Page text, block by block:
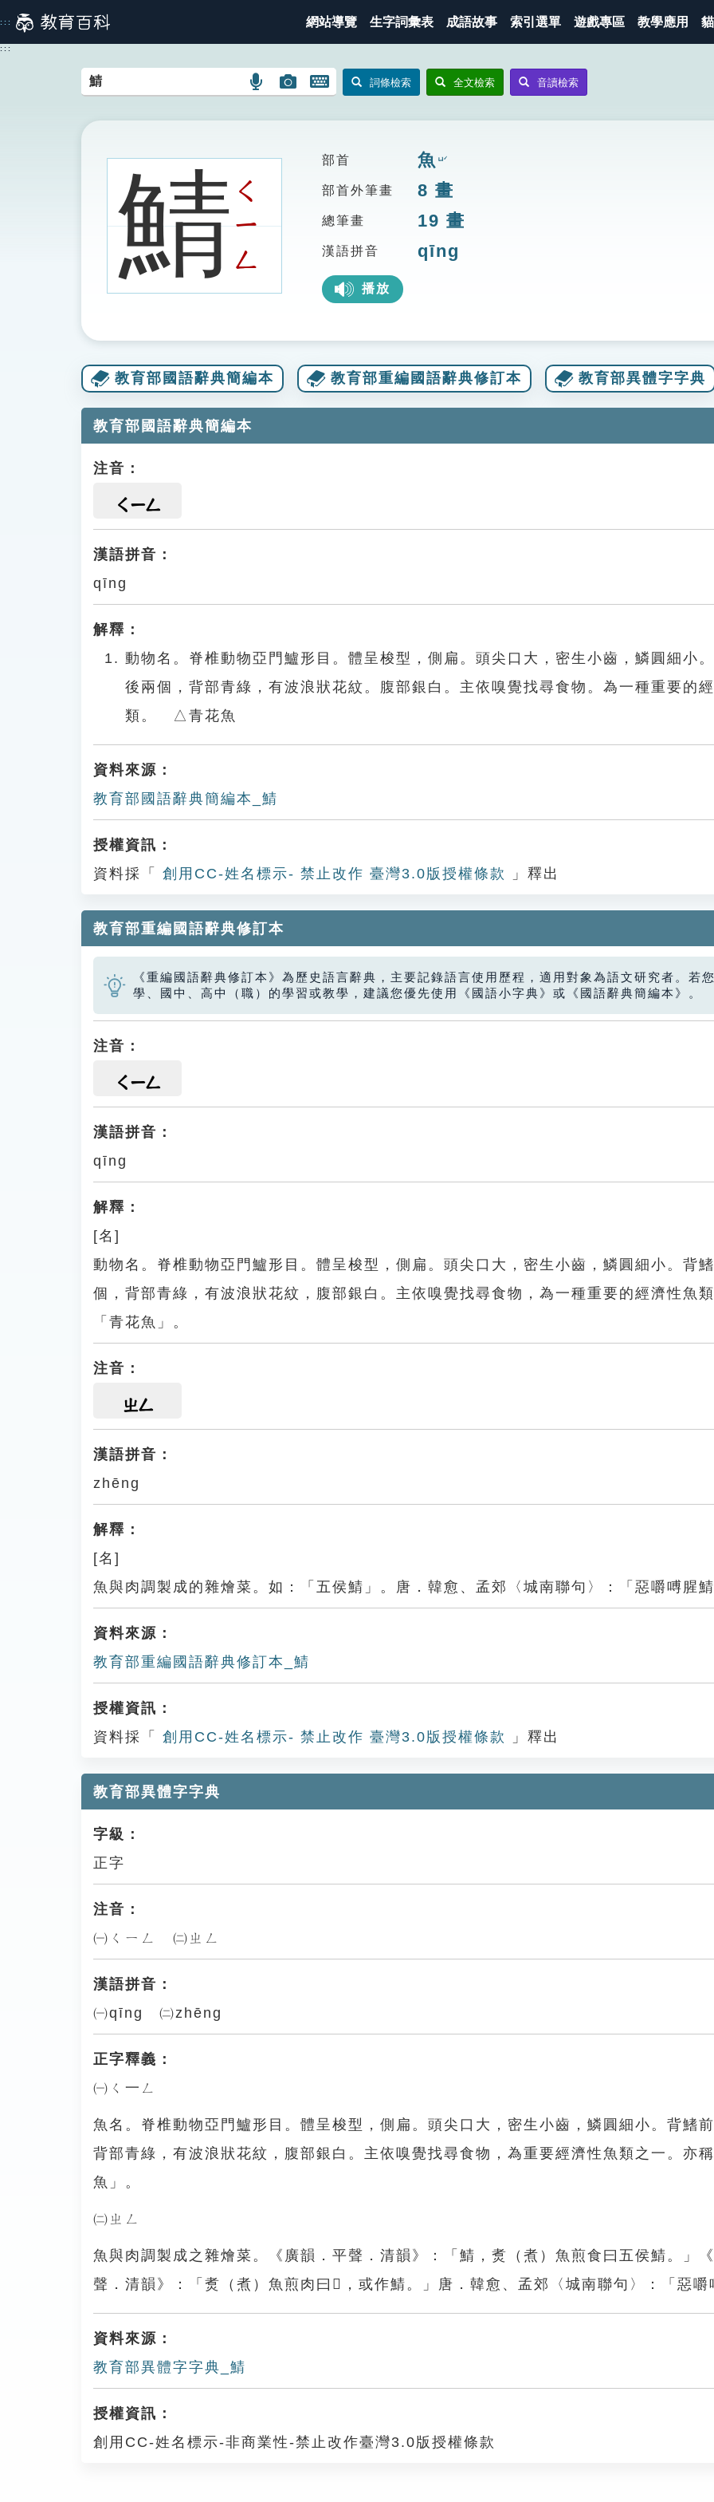
到
主
::: 網站導覽 生字詞彙表 成語故事 索引選單 遊戲專區 教學應用
:::
語
搜
圖
圖
搜
開
鍵
圖
詞條檢索 全文檢索 音讀檢索
鯖ㄑ
ㄧ
ㄥ
部首 魚 ㄩˊ
部首外筆畫 8 畫
總筆畫 19 畫
漢語拼音 qīng
播放
教育部國語辭典簡編本 教育部重編國語辭典修訂本 教育部異體字字典
教育部國語辭典簡編本
注音：
ㄑㄧㄥ
漢語拼音：
qīng
解釋：
動物名。脊椎動物亞門鱸形目。體呈梭型，側扁。頭尖口大，密生小齒，鱗圓細小
後兩個，背部青綠，有波浪狀花紋。腹部銀白。主依嗅覺找尋食物。為一種重要的
類。 △青花魚
資料來源：
教育部國語辭典簡編本_鯖
授權資訊：
資料採「
創用CC-姓名標示- 禁止改作 臺灣3.0版授權條款 」釋出
教育部重編國語辭典修訂本
《重編國語辭典修訂本》為歷史語言辭典，主要記錄語言使用歷程，適用對象為語文研究者。若
學、國中、高中（職）的學習或教學，建議您優先使用《國語小字典》或《國語辭典簡編本》。
注音：
ㄑㄧㄥ
漢語拼音：
qīng
解釋：
[名]
動物名。脊椎動物亞門鱸形目。體呈梭型，側扁。頭尖口大，密生小齒，鱗圓細小。背
個，背部青綠，有波浪狀花紋，腹部銀白。主依嗅覺找尋食物，為一種重要的經濟性魚
「青花魚」。
注音：
ㄓㄥ
漢語拼音：
zhēng
解釋：
[名]
魚與肉調製成的雜燴菜。如：「五侯鯖」。唐．韓愈、孟郊〈城南聯句〉：「惡嚼㗘腥
資料來源：
教育部重編國語辭典修訂本_鯖
授權資訊：
資料採「
創用CC-姓名標示- 禁止改作 臺灣3.0版授權條款 」釋出
教育部異體字字典
字級：
正字
注音：
㈠ㄑㄧㄥ ㈡ㄓㄥ
漢語拼音：
㈠qīng ㈡zhēng
正字釋義：
㈠ㄑ一ㄥ
魚名。脊椎動物亞門鱸形目。體呈梭型，側扁。頭尖口大，密生小齒，鱗圓細小。背鰭
背部青綠，有波浪狀花紋，腹部銀白。主依嗅覺找尋食物，為重要經濟性魚類之一。亦
魚」。
㈡ㄓㄥ
魚與肉調製成之雜燴菜。《廣韻．平聲．清韻》：「鯖，煑（煮）魚煎食曰五侯鯖。」
聲．清韻》：「煑（煮）魚煎肉曰𦙫，或作鯖。」唐．韓愈、孟郊〈城南聯句〉：「惡
資料來源：
教育部異體字字典_鯖
授權資訊：
創用CC-姓名標示-非商業性-禁止改作臺灣3.0版授權條款